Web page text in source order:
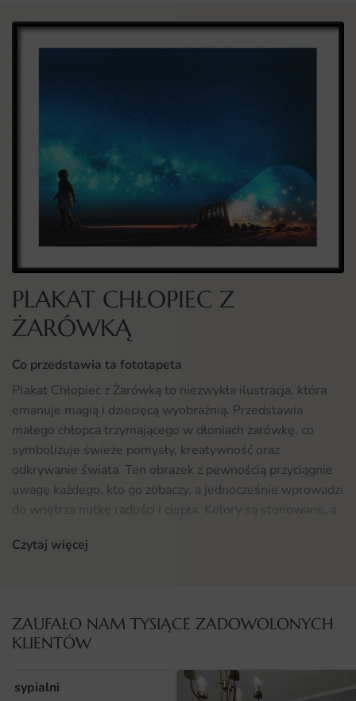
PLAKAT CHŁOPIEC Z
ŻARÓWKĄ
Co przedstawia ta fototapeta
Plakat Chłopiec z Żarówką to niezwykła ilustracja, która
emanuje magią i dziecięcą wyobraźnią. Przedstawia
małego chłopca trzymającego w dłoniach żarówkę, co
symbolizuje świeże pomysły, kreatywność oraz
odkrywanie świata. Ten obrazek z pewnością przyciągnie
uwagę każdego, kto go zobaczy, a jednocześnie wprowadzi
do wnętrza nutkę radości i ciepła. Kolory są stonowane, a
wpasuje się w różnorodne aranżacje wnętrz.
dziecięcego, gdzie będzie inspirować najmłodszych do
odkrywania pasji i rozwijania wyobraźni. Jego uniwersalny
charakter sprawia, że sprawdzi się także w przestrzeniach
takich jak biblioteka, kącik kreatywny czy sala zabaw.
Czytaj więcej
ZAUFAŁO NAM TYSIĄCE ZADOWOLONYCH
KLIENTÓW
sypialni